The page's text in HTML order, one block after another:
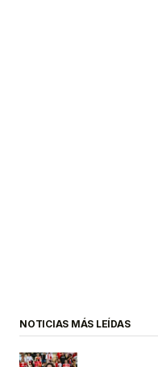
NOTICIAS MÁS LEÍDAS